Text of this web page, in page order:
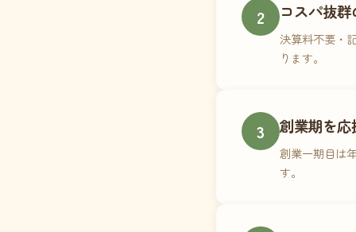
2 コスパ抜
決算料不要・
ります。
3 創業期を応
創業一期目は
す。